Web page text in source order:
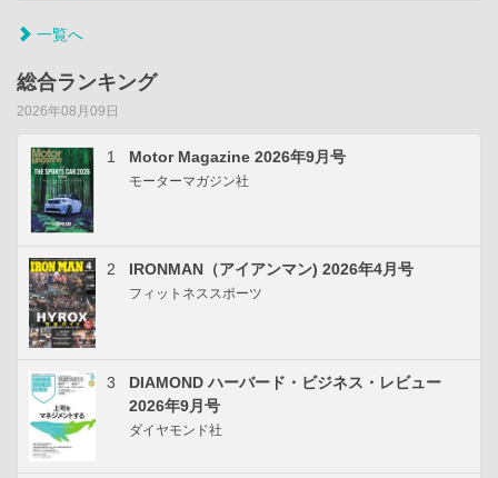
一覧へ
総合ランキング
2026年08月09日
1 Motor Magazine 2026年9月号
モーターマガジン社
2 IRONMAN（アイアンマン) 2026年4月号
フィットネススポーツ
3
DIAMOND ハーバード・ビジネス・レビュー
2026年9月号
ダイヤモンド社